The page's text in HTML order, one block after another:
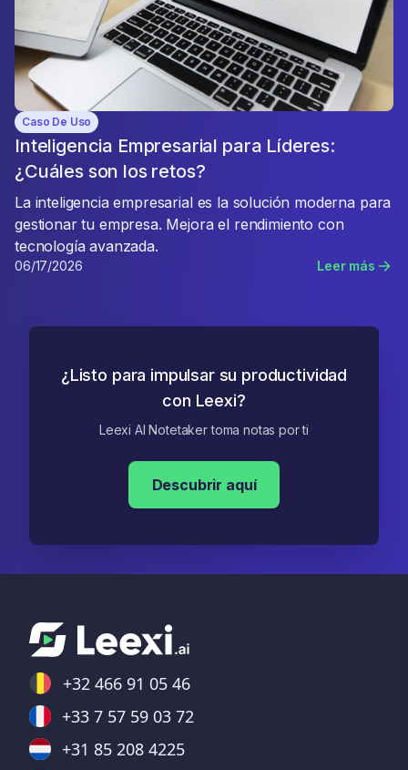
Caso De Uso
Inteligencia Empresarial para Líderes:
¿Cuáles son los retos?
La inteligencia empresarial es la solución moderna para
gestionar tu empresa. Mejora el rendimiento con
tecnología avanzada.
06/17/2026 Leer más
¿Listo para impulsar su productividad
con Leexi?
Leexi AI Notetaker toma notas por ti
Descubrir aquí
+32 466 91 05 46
+33 7 57 59 03 72
+31 85 208 4225